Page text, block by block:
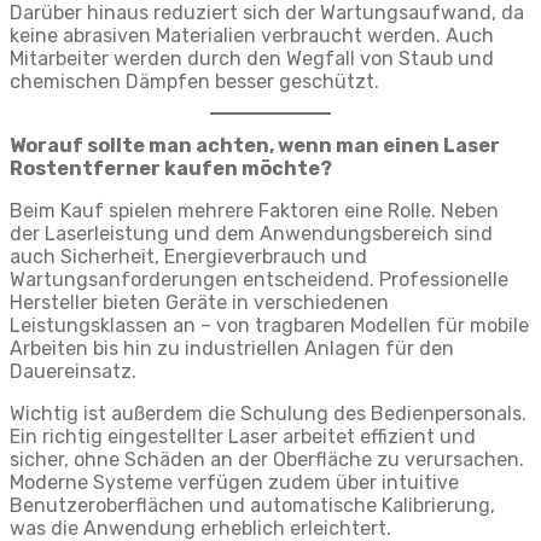
Darüber hinaus reduziert sich der Wartungsaufwand, da
keine abrasiven Materialien verbraucht werden. Auch
Mitarbeiter werden durch den Wegfall von Staub und
chemischen Dämpfen besser geschützt.
Worauf sollte man achten, wenn man einen Laser
Rostentferner kaufen möchte?
Beim Kauf spielen mehrere Faktoren eine Rolle. Neben
der Laserleistung und dem Anwendungsbereich sind
auch Sicherheit, Energieverbrauch und
Wartungsanforderungen entscheidend. Professionelle
Hersteller bieten Geräte in verschiedenen
Leistungsklassen an – von tragbaren Modellen für mobile
Arbeiten bis hin zu industriellen Anlagen für den
Dauereinsatz.
Wichtig ist außerdem die Schulung des Bedienpersonals.
Ein richtig eingestellter Laser arbeitet effizient und
sicher, ohne Schäden an der Oberfläche zu verursachen.
Moderne Systeme verfügen zudem über intuitive
Benutzeroberflächen und automatische Kalibrierung,
was die Anwendung erheblich erleichtert.